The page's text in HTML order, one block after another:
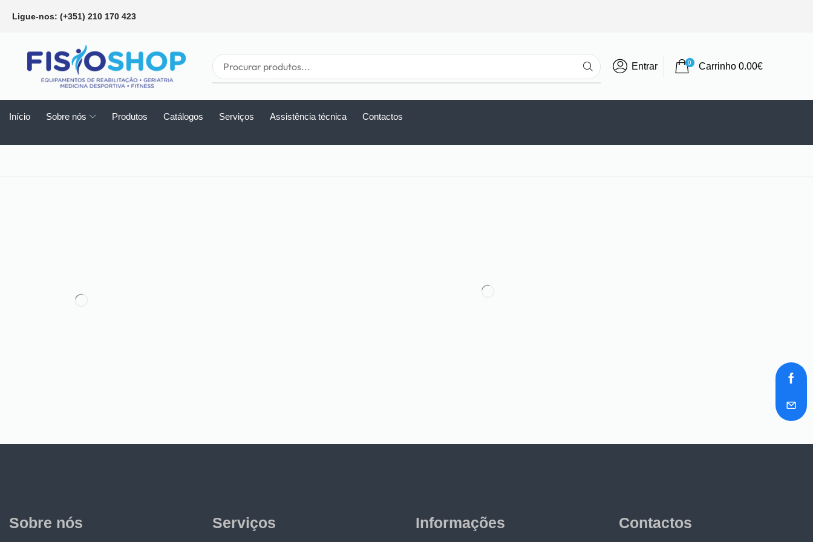
Ligue-nos: (+351) 210 170 423
Entrar 0 Carrinho0.00€
Início Sobre nós Produtos Catálogos Serviços Assistência técnica Contactos
Sobre nós Serviços Informações Contactos